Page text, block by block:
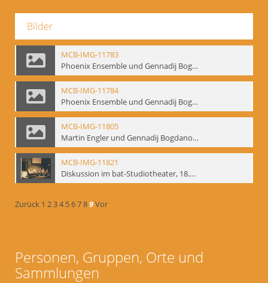
Bilder
MCB-IMG-11783
Phoenix Ensemble und Gennadij Bogdanow; BM-img-105-9
MCB-IMG-11784
Phoenix Ensemble und Gennadij Bogdanow; BM-img-105-10
MCB-IMG-11805
Martin Engler und Gennadij Bogdanow; BM-img-113
MCB-IMG-11821
Diskussion im bat-Studiotheater, 18.09.1995; BM-img-127-3
Zurück 1 234 56789Vor
Personen, Gruppen, Orte und
Sammlungen